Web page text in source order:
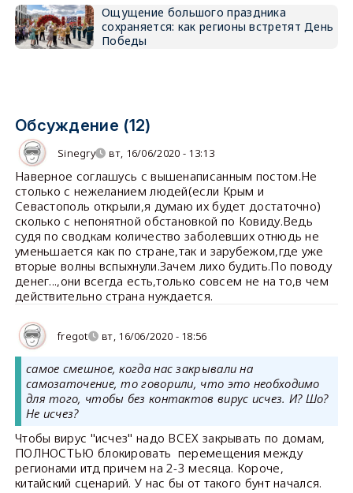
Ощущение большого праздника
сохраняется: как регионы встретят День
Победы
Обсуждение (12)
Sinegry вт, 16/06/2020 - 13:13
Наверное соглашусь с вышенаписанным постом.Не
столько с нежеланием людей(если Крым и
Севастополь открыли,я думаю их будет достаточно)
сколько с непонятной обстановкой по Ковиду.Ведь
судя по сводкам количество заболевших отнюдь не
уменьшается как по стране,так и зарубежом,где уже
вторые волны вспыхнули.Зачем лихо будить.По поводу
денег...,они всегда есть,только совсем не на то,в чем
действительно страна нуждается.
fregot вт, 16/06/2020 - 18:56
самое смешное, когда нас закрывали на
самозаточение, то говорили, что это необходимо
для того, чтобы без контактов вирус исчез. И? Шо?
Не исчез?
Чтобы вирус "исчез" надо ВСЕХ закрывать по домам,
ПОЛНОСТЬЮ блокировать перемещения между
регионами итд причем на 2-3 месяца. Короче,
китайский сценарий. У нас бы от такого бунт начался.